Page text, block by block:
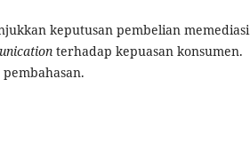
keputusan pembelian memediasi
terhadap kepuasan konsumen.